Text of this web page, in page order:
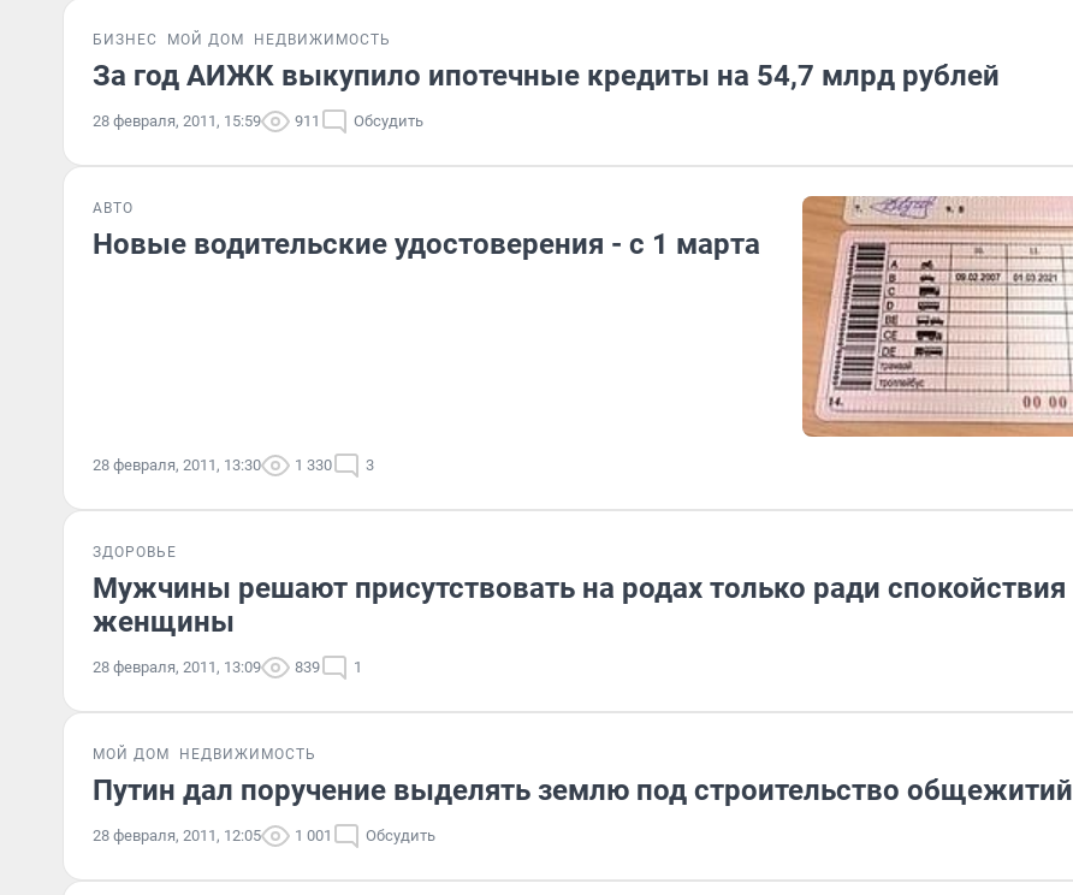
БИЗНЕС МОЙ ДОМ НЕДВИЖИМОСТЬ
За год АИЖК выкупило ипотечные кредиты на 54,7 млрд рублей
28 февраля, 2011, 15:59 911 Обсудить
АВТО
Новые водительские удостоверения - с 1 марта
28 февраля, 2011, 13:30 1 330 3
ЗДОРОВЬЕ
Мужчины решают присутствовать на родах только ради спокойствия
женщины
28 февраля, 2011, 13:09 839 1
МОЙ ДОМ НЕДВИЖИМОСТЬ
Путин дал поручение выделять землю под строительство общежитий
28 февраля, 2011, 12:05 1 001 Обсудить